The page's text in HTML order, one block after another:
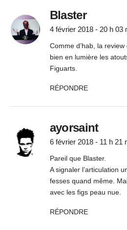
Blaster
4 février 2018 - 20 h 03
Comme d’hab, la
bien en lumière les
Figuarts.
RÉPONDRE
ayorsaint
6 février 2018 - 11 h 21
Pareil que Blaster.
A signaler l’articulation
fesses quand même.
avec les figs peau nue.
RÉPONDRE